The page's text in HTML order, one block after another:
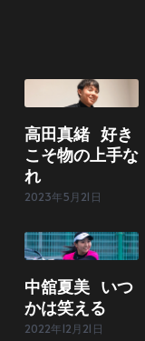
高田真緒 好き
こそ物の上手な
れ
2023年5月21日
中舘夏美 いつ
かは笑える
2022年12月21日